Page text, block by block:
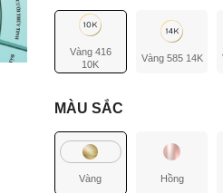
Vàng 416
10K
Vàng 585 14K
MÀU SẮC
Vàng Hồng